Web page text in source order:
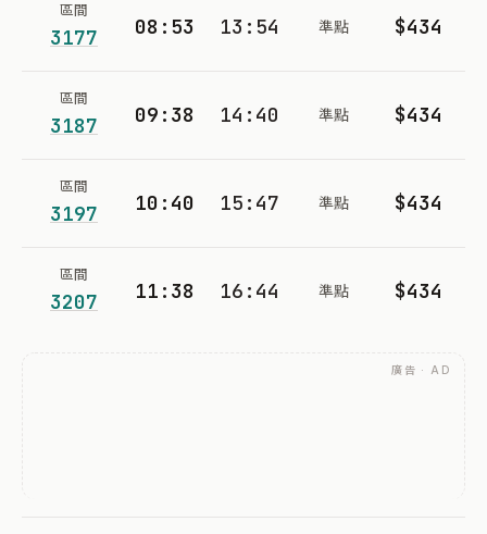
區間
3177 08:53 13:54 準點 $434
區間
3187 09:38 14:40 準點 $434
區間
3197 10:40 15:47 準點 $434
區間
3207 11:38 16:44 準點 $434
廣告 · AD